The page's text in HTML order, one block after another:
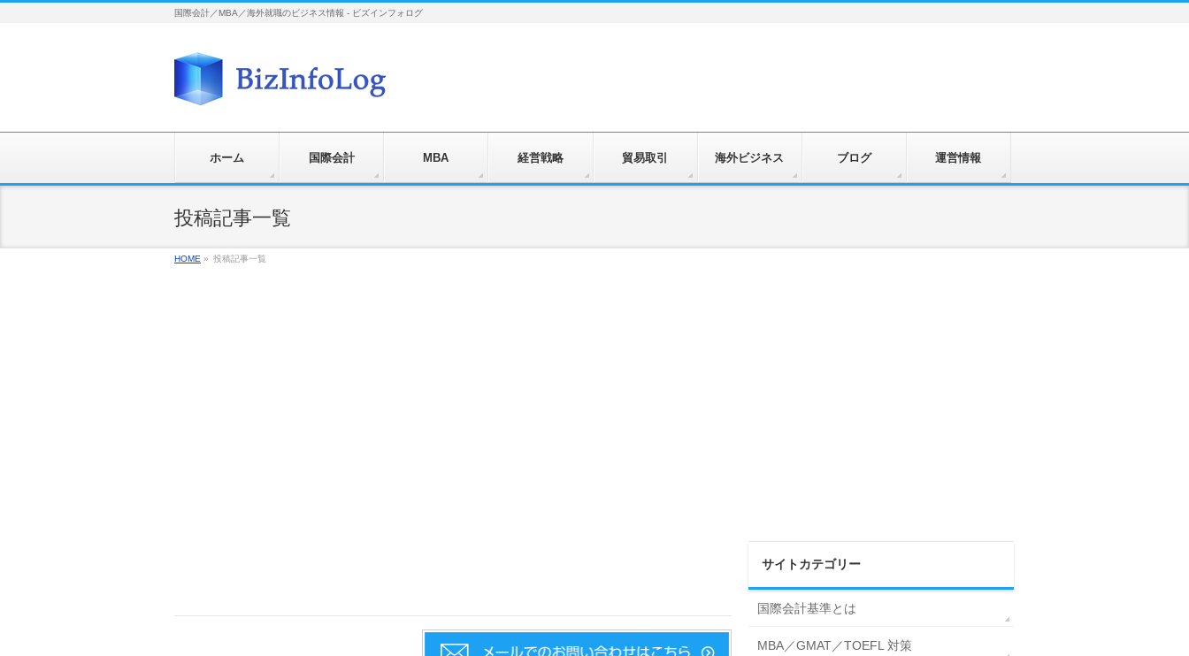
国際会計／MBA／海外就職のビジネス情報 - ビズインフォログ
ホーム 国際会計 MBA 経営戦略 貿易取引 海外ビジネス ブログ 運営情報
投稿記事一覧
HOME » 投稿記事一覧
サイトカテゴリー
国際会計基準とは
MBA／GMAT／TOEFL 対策